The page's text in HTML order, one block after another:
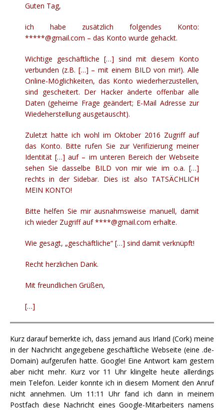
Guten Tag,
ich habe zusätzlich folgendes Konto:
*****@gmail.com – das Konto wurde gehackt.
Wichtige geschäftliche […] sind mit diesem Konto
verbunden (z.B. […] – mit einem BILD von mir!). Alle
Online-Möglichkeiten, das Konto wiederherzustellen,
sind gescheitert. Der Hacker änderte offenbar alle
Daten (geheime Frage geändert; E-Mail Adresse zur
Wiedeherstellung ausgetauscht).
Zuletzt hatte ich wohl im Oktober 2016 Zugriff auf
das Konto. Bitte rufen Sie zur Verifizierung meiner
Identität […] auf – im unteren Bereich der Webseite
sehen Sie dasselbe BILD von mir wie im o.a. […]
rechts in der Sidebar. Dies ist also TATSÄCHLICH
MEIN KONTO!
Bitte helfen Sie mir ausnahmsweise manuell, damit
ich wieder Zugriff auf ****@gmail.com erhalte.
Wie gesagt, „geschäftliche“ […] sind damit verknüpft!
Recht herzlichen Dank.
Mit freundlichen Grüßen,
[…]
Kurz darauf bemerkte ich, dass jemand aus Irland (Cork) meine
in der Nachricht angegebene geschäftliche Webseite (eine .de-
Domain) aufgerufen hatte. Google! Eine Antwort kam gestern
aber nicht mehr. Kurz vor 11 Uhr klingelte heute allerdings
mein Telefon. Leider konnte ich in diesem Moment den Anruf
nicht annehmen. Um 11:11 Uhr fand ich dann in meinem
Postfach diese Nachricht eines Google-Mitarbeiters namens